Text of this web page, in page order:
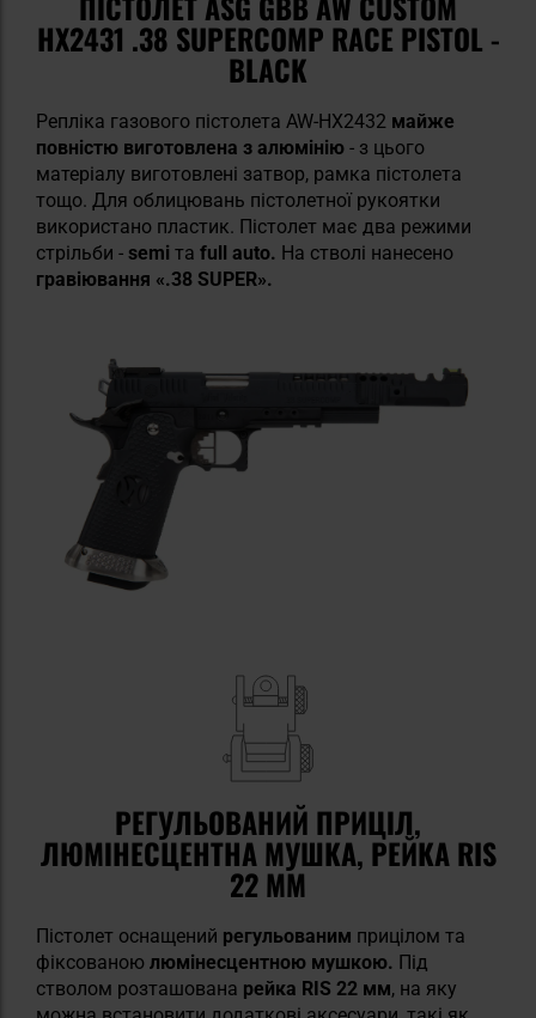
HX2431 .38 SUPERCOMP RACE PISTOL -
BLACK
Репліка газового пістолета AW-HX2432 майже
повністю виготовлена з алюмінію - з цього
матеріалу виготовлені затвор, рамка пістолета
тощо. Для облицювань пістолетної рукоятки
використано пластик. Пістолет має два режими
стрільби - semi та full auto. На стволі нанесено
гравіювання «.38 SUPER».
РЕГУЛЬОВАНИЙ ПРИЦІЛ,
ЛЮМІНЕСЦЕНТНА МУШКА, РЕЙКА RIS
22 ММ
Пістолет оснащений регульованим прицілом та
фіксованою люмінесцентною мушкою. Під
стволом розташована рейка RIS 22 мм, на яку